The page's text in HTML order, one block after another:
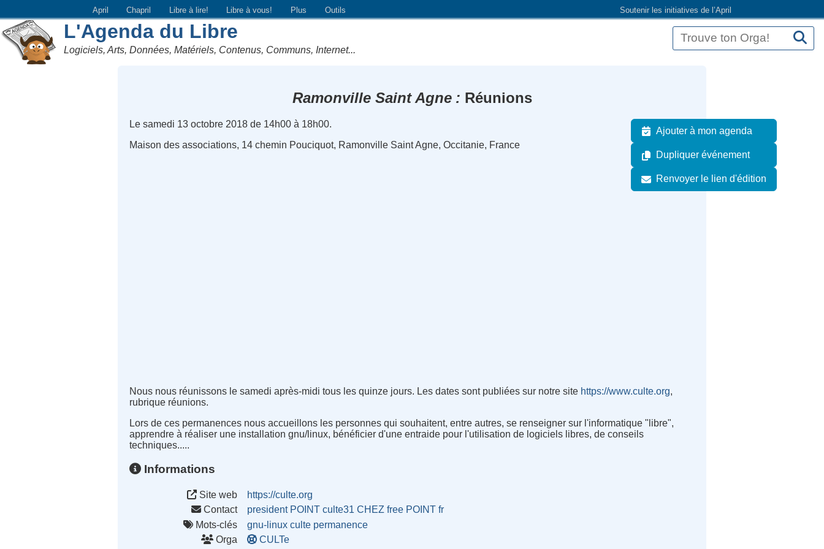
Soutenir les initiatives de l’April
April Chapril Libre à lire! Libre à vous! Plus Outils
L'Agenda du Libre
Logiciels, Arts, Données, Matériels, Contenus, Communs, Internet...
Ramonville Saint Agne Réunions
Ajouter à mon agenda
Dupliquer événement
Renvoyer le lien d'édition
Le samedi 13 octobre 2018 de 14h00 à 18h00.
Maison des associations, 14 chemin Pouciquot, Ramonville Saint Agne, Occitanie, France
Nous nous réunissons le samedi après-midi tous les quinze jours. Les dates sont publiées sur notre site https://www.culte.org,
rubrique réunions.
Lors de ces permanences nous accueillons les personnes qui souhaitent, entre autres, se renseigner sur l'informatique "libre",
apprendre à réaliser une installation gnu/linux, bénéficier d'une entraide pour l'utilisation de logiciels libres, de conseils
techniques.....
Informations
Site web
https://culte.org
Contact
president POINT culte31 CHEZ free POINT fr
Mots-clés
gnu-linux culte permanence
Orga
CULTe